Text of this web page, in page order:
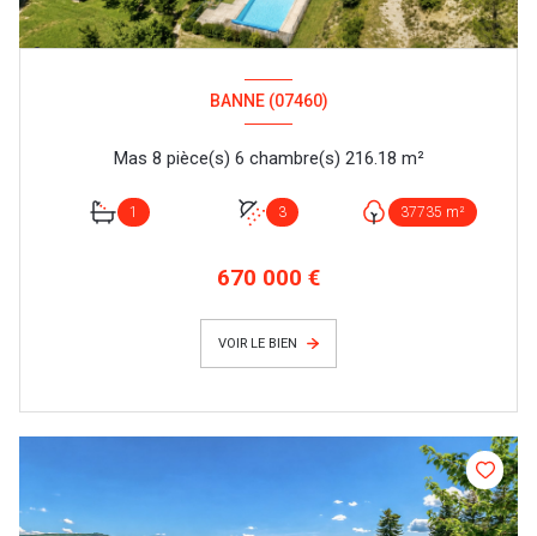
BANNE (07460)
Mas 8 pièce(s) 6 chambre(s) 216.18 m²
1 3 37735 m²
670 000 €
VOIR LE BIEN